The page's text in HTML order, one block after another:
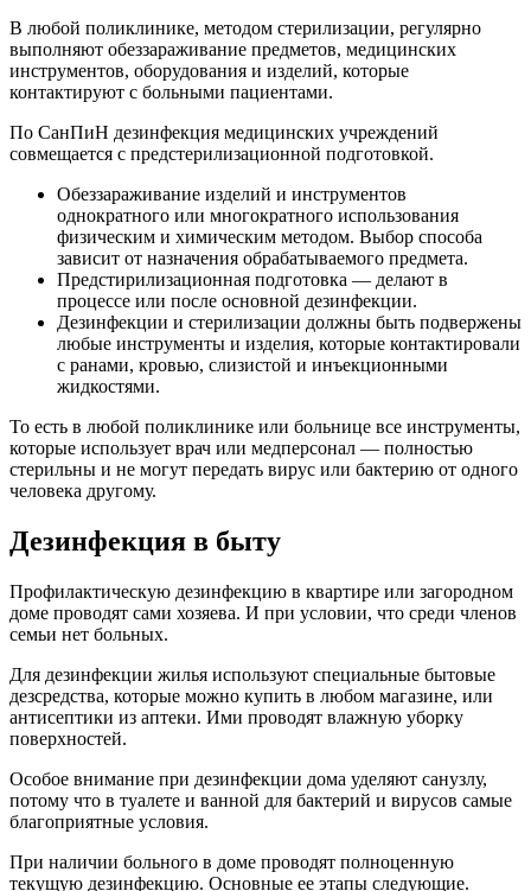
В любой поликлинике, методом стерилизации, регулярно
выполняют обеззараживание предметов, медицинских
инструментов, оборудования и изделий, которые
контактируют с больными пациентами.
По СанПиН дезинфекция медицинских учреждений
совмещается с предстерилизационной подготовкой.
Обеззараживание изделий и инструментов
однократного или многократного использования
физическим и химическим методом. Выбор способа
зависит от назначения обрабатываемого предмета.
Предстирилизационная подготовка — делают в
процессе или после основной дезинфекции.
Дезинфекции и стерилизации должны быть подвержены
любые инструменты и изделия, которые контактировали
с ранами, кровью, слизистой и инъекционными
жидкостями.
То есть в любой поликлинике или больнице все инструменты,
которые использует врач или медперсонал — полностью
стерильны и не могут передать вирус или бактерию от одного
человека другому.
Дезинфекция в быту
Профилактическую дезинфекцию в квартире или загородном
доме проводят сами хозяева. И при условии, что среди членов
семьи нет больных.
Для дезинфекции жилья используют специальные бытовые
дезсредства, которые можно купить в любом магазине, или
антисептики из аптеки. Ими проводят влажную уборку
поверхностей.
Особое внимание при дезинфекции дома уделяют санузлу,
потому что в туалете и ванной для бактерий и вирусов самые
благоприятные условия.
При наличии больного в доме проводят полноценную
текущую дезинфекцию. Основные ее этапы следующие.